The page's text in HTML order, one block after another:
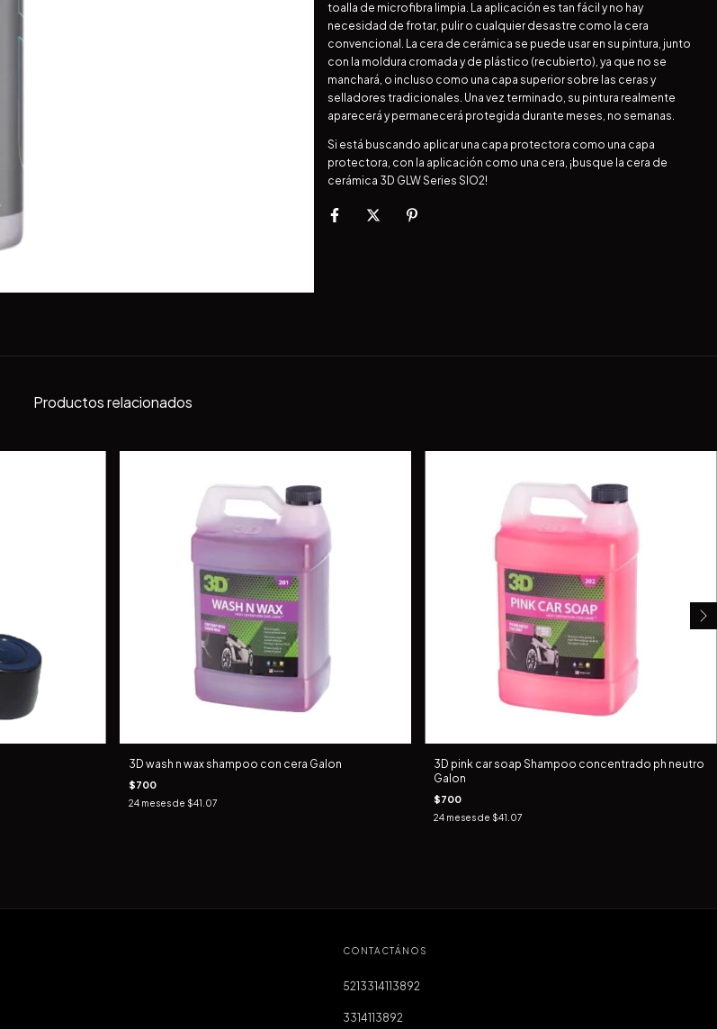
toalla de microfibra limpia. La aplicación es tan fácil y no hay
necesidad de frotar, pulir o cualquier desastre como la cera
convencional. La cera de cerámica se puede usar en su pintura, junto
con la moldura cromada y de plástico (recubierto), ya que no se
manchará, o incluso como una capa superior sobre las ceras y
selladores tradicionales. Una vez terminado, su pintura realmente
aparecerá y permanecerá protegida durante meses, no semanas.
Si está buscando aplicar una capa protectora como una capa
protectora, con la aplicación como una cera, ¡busque la cera de
cerámica 3D GLW Series SIO2!
Productos relacionados
3D wash n wax shampoo con cera Galon
$700
24 meses de $41.07
3D pink car soap Shampoo concentrado ph neutro
Galon
$700
24 meses de $41.07
CONTACTÁNOS
5213314113892
3314113892